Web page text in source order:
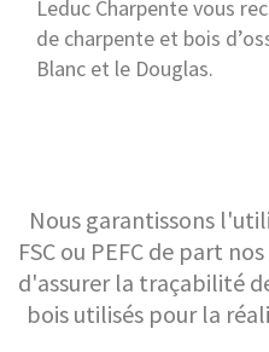
Leduc Charpente vous
de charpente et bois
Blanc et le Douglas.
Nous garantissons
FSC ou PEFC de part
d'assurer la traçabilité
bois utilisés pour la